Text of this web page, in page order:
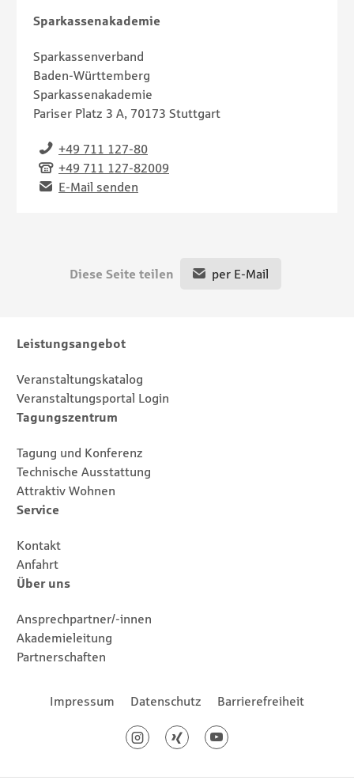
Sparkassenakademie
Sparkassenverband
Baden-Württemberg
Sparkassenakademie
Pariser Platz 3 A, 70173 Stuttgart
Telefon +49 711 127-80
Fax +49 711 127-82009
Email E-Mail senden
Diese Seite teilen per E-Mail
Sitemap
Leistungsangebot
Veranstaltungskatalog
Veranstaltungsportal Login
Tagungszentrum
Tagung und Konferenz
Technische Ausstattung
Attraktiv Wohnen
Service
Kontakt
Anfahrt
Über uns
Ansprechpartner/-innen
Akademieleitung
Partnerschaften
Footernavigation
Impressum Datenschutz
Barrierefreiheit
InstagramXing Youtube